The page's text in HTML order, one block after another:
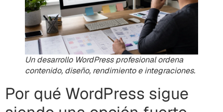
Un desarrollo WordPress profesional ordena
contenido, diseño, rendimiento e integraciones.
Por qué WordPress sigue